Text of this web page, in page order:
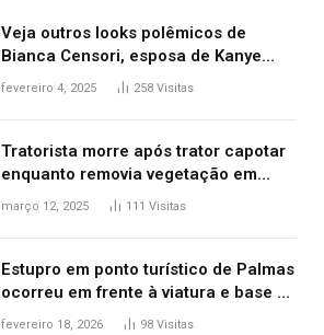
Veja outros looks polêmicos de
Bianca Censori, esposa de Kanye
West que apareceu nua no Grammy
fevereiro 4, 2025 258 Visitas
Tratorista morre após trator capotar
enquanto removia vegetação em
ribanceira de rodovia
março 12, 2025 111 Visitas
Estupro em ponto turístico de Palmas
ocorreu em frente à viatura e base de
segurança; polícia investiga
fevereiro 18, 2026 98 Visitas